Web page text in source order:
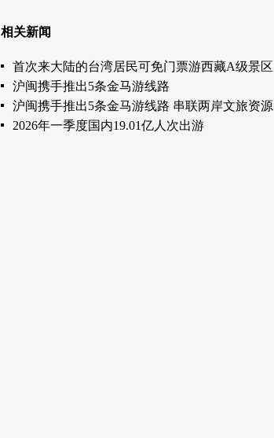
相关新闻
首次来大陆的台湾居民可免门票游西藏A级景区
沪闽携手推出5条金马游线路
沪闽携手推出5条金马游线路 串联两岸文旅资源
2026年一季度国内19.01亿人次出游